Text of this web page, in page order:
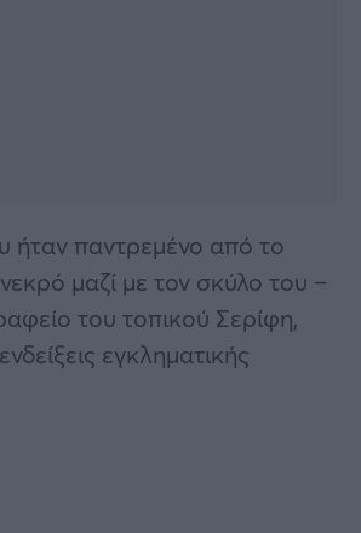
ήταν παντρεμένο από το
μαζί με τον σκύλο του –
του τοπικού Σερίφη,
εγκληματικής